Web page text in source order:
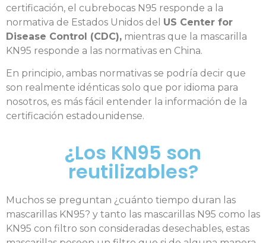
certificación, el cubrebocas N95 responde a la
normativa de Estados Unidos del US Center for
Disease Control (CDC), mientras que la mascarilla
KN95 responde a las normativas en China.
En principio, ambas normativas se podría decir que
son realmente idénticas solo que por idioma para
nosotros, es más fácil entender la información de la
certificación estadounidense.
¿Los KN95 son
reutilizables?
Muchos se preguntan ¿cuánto tiempo duran las
mascarillas KN95? y tanto las mascarillas N95 como las
KN95 con filtro son consideradas desechables, estas